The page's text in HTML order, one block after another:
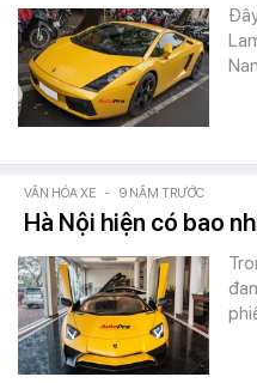
VĂN HÓA XE - 9 NĂM TRƯỚC
Hà Nội hiện có bao